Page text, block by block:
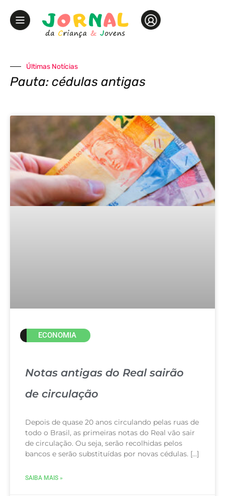
Últimas Notícias
Pauta: cédulas antigas
ECONOMIA
Notas antigas do Real sairão
de circulação
Depois de quase 20 anos circulando pelas ruas de
todo o Brasil, as primeiras notas do Real vão sair
de circulação. Ou seja, serão recolhidas pelos
bancos e serão substituídas por novas cédulas. […]
SAIBA MAIS »